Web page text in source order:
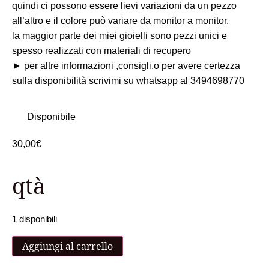
quindi ci possono essere lievi variazioni da un pezzo
all’altro e il colore può variare da monitor a monitor.
la maggior parte dei miei gioielli sono pezzi unici e
spesso realizzati con materiali di recupero
► per altre informazioni ,consigli,o per avere certezza
sulla disponibilità scrivimi su whatsapp al 3494698770
Disponibile
30,00€
qtà
1 disponibili
Aggiungi al carrello